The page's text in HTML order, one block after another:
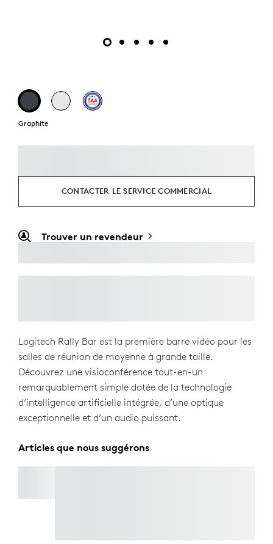
Graphite
CONTACTER LE SERVICE COMMERCIAL
Trouver un revendeur
Logitech Rally Bar est la première barre vidéo pour les
salles de réunion de moyenne à grande taille.
Découvrez une visioconférence tout-en-un
remarquablement simple dotée de la technologie
d’intelligence artificielle intégrée, d’une optique
exceptionnelle et d’un audio puissant.
Articles que nous suggérons